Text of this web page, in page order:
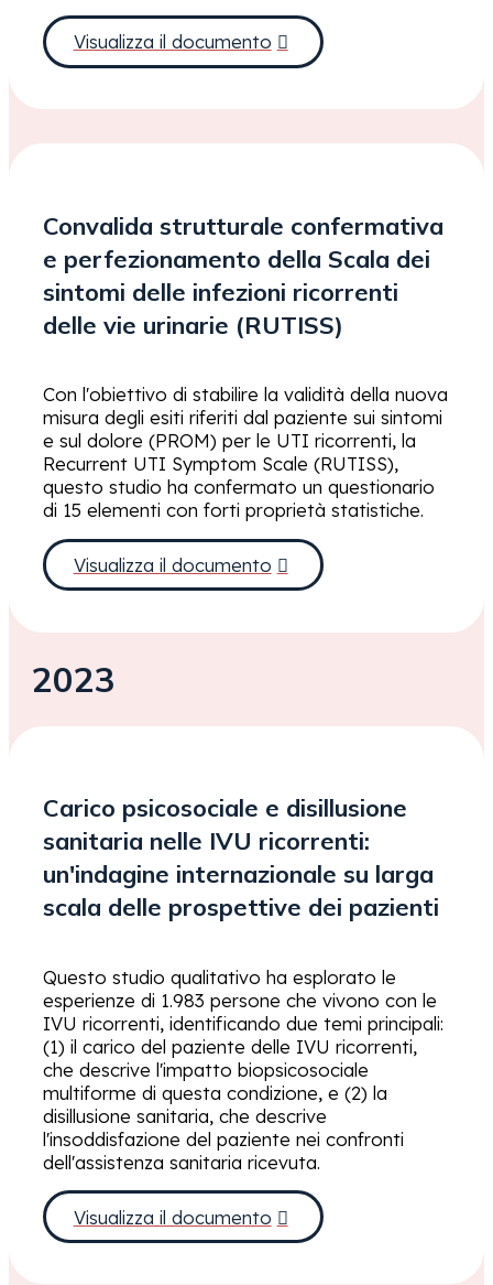
Visualizza il documento
Convalida strutturale confermativa
e perfezionamento della Scala dei
sintomi delle infezioni ricorrenti
delle vie urinarie (RUTISS)
Con l'obiettivo di stabilire la validità della nuova
misura degli esiti riferiti dal paziente sui sintomi
e sul dolore (PROM) per le UTI ricorrenti, la
Recurrent UTI Symptom Scale (RUTISS),
questo studio ha confermato un questionario
di 15 elementi con forti proprietà statistiche.
Visualizza il documento
2023
Carico psicosociale e disillusione
sanitaria nelle IVU ricorrenti:
un'indagine internazionale su larga
scala delle prospettive dei pazienti
Questo studio qualitativo ha esplorato le
esperienze di 1.983 persone che vivono con le
IVU ricorrenti, identificando due temi principali:
(1) il carico del paziente delle IVU ricorrenti,
che descrive l'impatto biopsicosociale
multiforme di questa condizione, e (2) la
disillusione sanitaria, che descrive
l'insoddisfazione del paziente nei confronti
dell'assistenza sanitaria ricevuta.
Visualizza il documento